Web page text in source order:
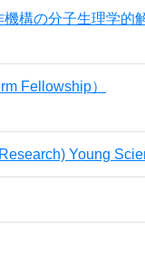
構の分子生理学的
Fellowship）
Young